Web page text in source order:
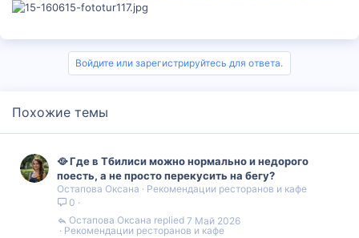
Войдите или зарегистрируйтесь для ответа.
Похожие темы
🥘 Где в Тбилиси можно нормально и недорого
поесть, а не просто перекусить на бегу?
Остапова Оксана
Рекомендации ресторанов и кафе
0
Рекомендации ресторанов и кафе
7 Май 2026
Остапова Оксана